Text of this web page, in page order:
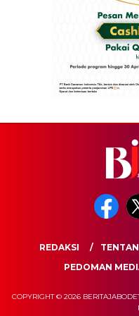
REDAKSI
PEDOMAN
COPYRIGHT © 2026